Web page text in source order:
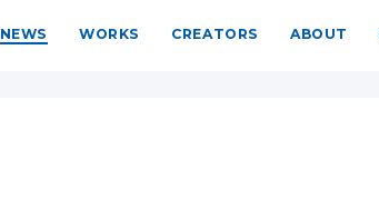
NEWS WORKS CREATORS ABOUT